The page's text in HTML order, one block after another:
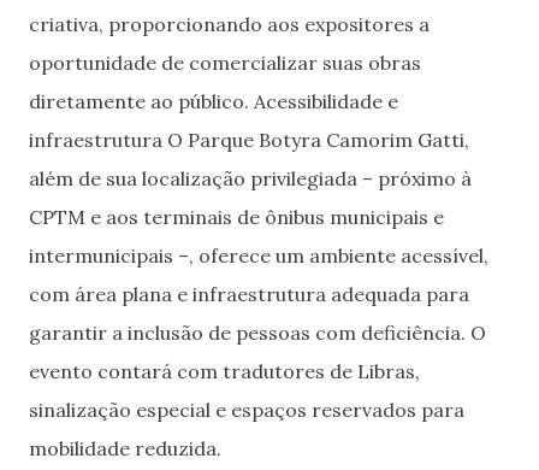
criativa, proporcionando aos expositores a
oportunidade de comercializar suas obras
diretamente ao público. Acessibilidade e
infraestrutura O Parque Botyra Camorim Gatti,
além de sua localização privilegiada – próximo à
CPTM e aos terminais de ônibus municipais e
intermunicipais –, oferece um ambiente acessível,
com área plana e infraestrutura adequada para
garantir a inclusão de pessoas com deficiência. O
evento contará com tradutores de Libras,
sinalização especial e espaços reservados para
mobilidade reduzida.